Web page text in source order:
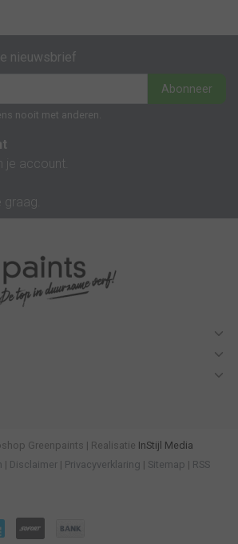
nieuwsbrief
Abonneer
nooit met anderen.
je account.
graag.
Greenpaints | Realisatie InStijl Media
| Disclaimer | Privacyverklaring | Sitemap | RSS